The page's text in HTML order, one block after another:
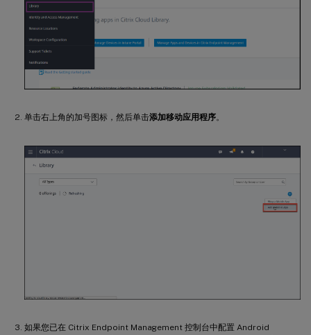
单击右上角的加号图标，然后单击添加移动应用程序。
如果您已在 Citrix Endpoint Management 控制台中配置 Android